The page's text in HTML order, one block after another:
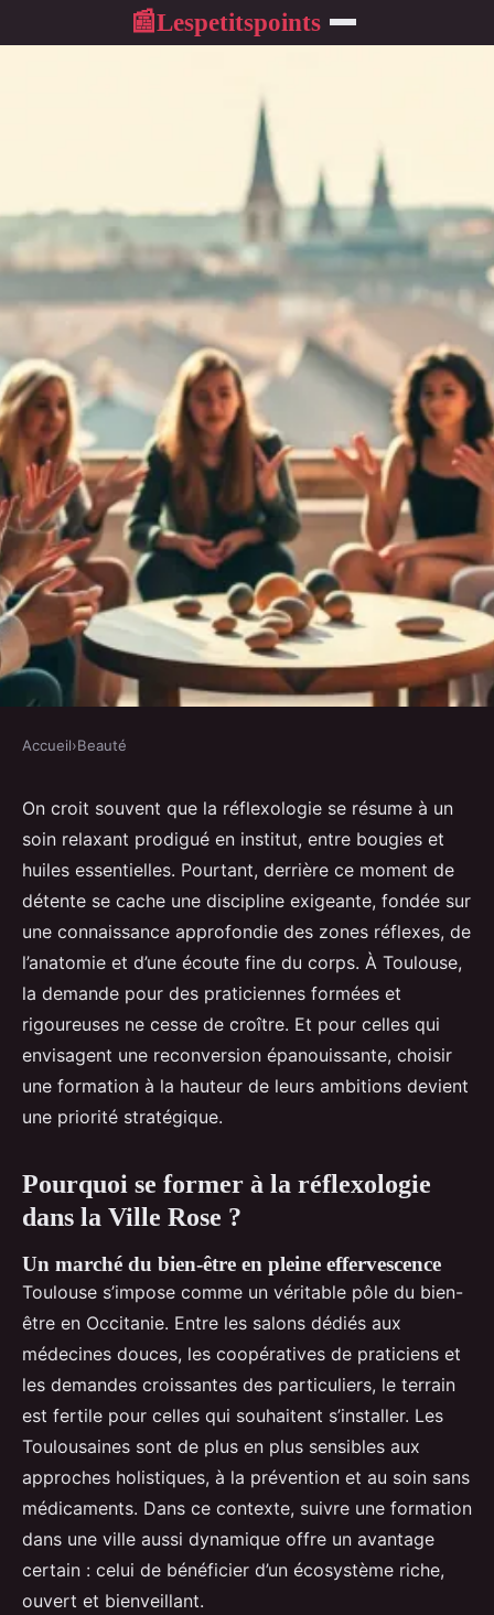
📰Lespetitspoints
Top 5 écoles de réflexologie à
Toulouse pour votre formation
Victor•06/04/2026 20:33•8 min de lecture
Accueil›Beauté
On croit souvent que la réflexologie se résume à un
soin relaxant prodigué en institut, entre bougies et
huiles essentielles. Pourtant, derrière ce moment de
détente se cache une discipline exigeante, fondée sur
une connaissance approfondie des zones réflexes, de
l’anatomie et d’une écoute fine du corps. À Toulouse,
la demande pour des praticiennes formées et
rigoureuses ne cesse de croître. Et pour celles qui
envisagent une reconversion épanouissante, choisir
une formation à la hauteur de leurs ambitions devient
une priorité stratégique.
Pourquoi se former à la réflexologie
dans la Ville Rose ?
Un marché du bien-être en pleine effervescence
Toulouse s’impose comme un véritable pôle du bien-
être en Occitanie. Entre les salons dédiés aux
médecines douces, les coopératives de praticiens et
les demandes croissantes des particuliers, le terrain
est fertile pour celles qui souhaitent s’installer. Les
Toulousaines sont de plus en plus sensibles aux
approches holistiques, à la prévention et au soin sans
médicaments. Dans ce contexte, suivre une formation
dans une ville aussi dynamique offre un avantage
certain : celui de bénéficier d’un écosystème riche,
ouvert et bienveillant.